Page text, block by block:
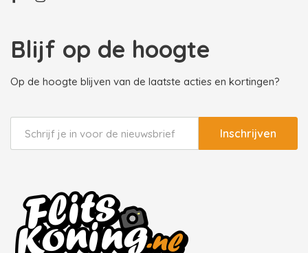
Blijf op de hoogte
Op de hoogte blijven van de laatste acties en kortingen?
Inschrijven